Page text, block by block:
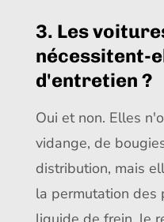
3. Les
nécessitent-
d'entretien ?
Oui et non. Elles
vidange, de
distribution, mais
la permutation des